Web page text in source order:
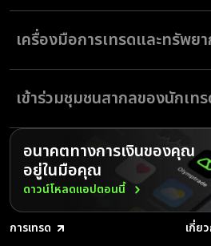
ที่ Olymptrade เราให้ความสำคัญกับความ
บุคคลของคุณเป็นอันดับแรก แพลตฟอร์มของ
เพื่อปกป้องข้อมูลและให้มั่นใจถึงความปลอดภั
การเทรด
สัมผัสการเทรดอย่างสบายอกสบายใจไปกับ
และความพึงพอใจของคุณมาเป็นอันดับหนึ่ง
เครื่องมือการเทรดและทรัพย
Olymptrade มอบเครื่องมือเพื่อการเทรด
ด้วยแหล่งความรู้ต่าง ๆ เพื่อช่วยให้คุณประสบ
แพลตฟอร์มของเราประกอบด้วยเครื่องมือวิ
เทรดของคุณ
ฝึกเทรดอย่างไร้ความเสี่ยงด้วยบัญชีทดลอง
จริง คุณสามารถนำความรู้ที่ได้มาใช้กับเงื่อนไข
Olymptrade และทำกำไรด้วยเครื่องมือล้ำ
มาเพื่อช่วยให้คุณบรรลุตามเป้าหมายการเทร
เข้าร่วมชุมชนสากลของนักเท
เทรดกับ Olymptrade และใช้ประโยชน์จาก
และหลากหลาย เช่น คู่มือ กลยุทธ์การเทรด แ
ศูนย์ช่วยเหลือลูกค้าของเรายังให้การสนับสนุ
พร้อมที่จะประสบความสำเร็จ
Olymptrade ให้การช่วยเหลือพิเศษในหลาย
รับการช่วยเหลือที่จำเป็น ไม่ว่าคุณจะยังใหม่
อาชีพ แพลตฟอร์มของเรามีแหล่งความรู้และ
ประสบความสำเร็จได้
อนาคตทางการเงินของคุณ
อยู่ในมือคุณ
ดาวน์โหลดแอปตอนนี้
การเทรด
เกี่ย